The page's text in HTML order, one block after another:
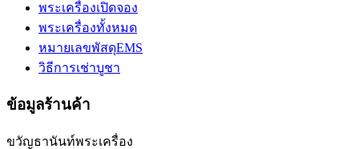
พระเครื่องเปิดจอง
พระเครื่องทั้งหมด
หมายเลขพัสดุEMS
วิธีการเช่าบูชา
ข้อมูลร้านค้า
ขวัญธานันท์พระเครื่อง